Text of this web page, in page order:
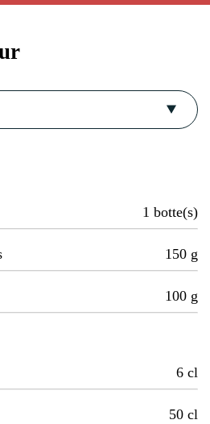
1 botte(s)
150 g
100 g
6 cl
50 cl